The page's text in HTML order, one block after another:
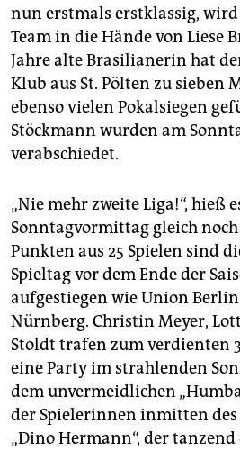
nun erstmals erstklassig,
Team in die Hände von Liese
Jahre alte Brasilianerin hat
Klub aus St. Pölten zu sieben
ebenso vielen Pokalsiegen
Stöckmann wurden am
verabschiedet.
„Nie mehr zweite Liga!“, hieß
Sonntagvormittag gleich
Punkten aus 25 Spielen sind
Spieltag vor dem Ende der
aufgestiegen wie Union Berlin
Nürnberg. Christin Meyer,
Stoldt trafen zum verdienten
eine Party im strahlenden
dem unvermeidlichen
der Spielerinnen inmitten des
„Dino Hermann“, der